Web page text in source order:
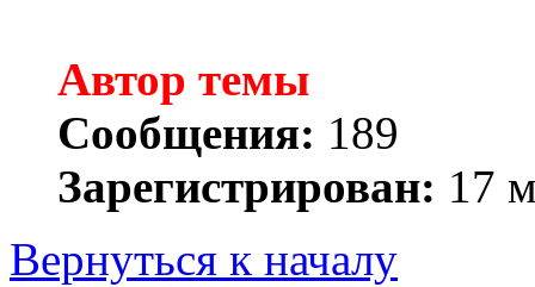
Автор темы
Сообщения: 189
Зарегистрирован: 17
Вернуться к началу